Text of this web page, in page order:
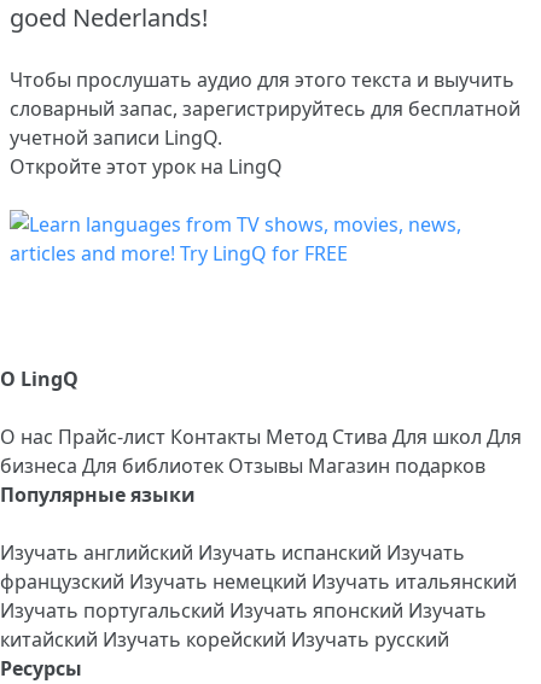
goed Nederlands!
Чтобы прослушать аудио для этого текста и выучить
словарный запас, зарегистрируйтесь для бесплатной
учетной записи LingQ.
Откройте этот урок на LingQ
О LingQ
О нас Прайс-лист Контакты Метод Стива Для школ Для
бизнеса Для библиотек Отзывы Магазин подарков
Популярные языки
Изучать английский Изучать испанский Изучать
французский Изучать немецкий Изучать итальянский
Изучать португальский Изучать японский Изучать
китайский Изучать корейский Изучать русский
Ресурсы